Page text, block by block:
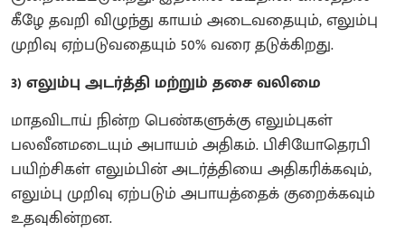
கீழே தவறி விழுந்து காயம் அடைவதையும், எலும்பு
முறிவு ஏற்படுவதையும் 50% வரை தடுக்கிறது.
3) எலும்பு அடர்த்தி மற்றும் தசை வலிமை
மாதவிடாய் நின்ற பெண்களுக்கு எலும்புகள்
பலவீனமடையும் அபாயம் அதிகம். பிசியோதெரபி
பயிற்சிகள் எலும்பின் அடர்த்தியை அதிகரிக்கவும்,
எலும்பு முறிவு ஏற்படும் அபாயத்தைக் குறைக்கவும்
உதவுகின்றன.